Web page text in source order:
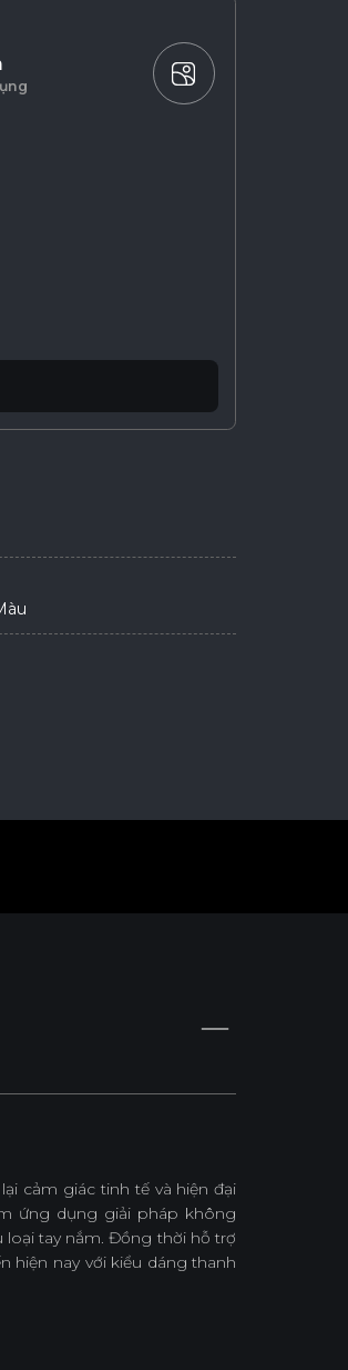
cảm giác tinh tế và hiện đại
ứng dụng giải pháp không
loại tay nắm. Đồng thời hỗ trợ
hiện nay với kiểu dáng thanh